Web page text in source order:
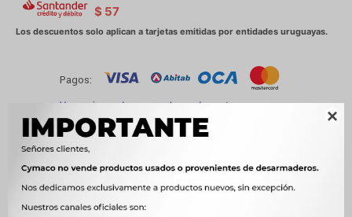

$ 57
Pagos:
Ver opciones de pago y planes de cuotas
Métodos y costos de envío